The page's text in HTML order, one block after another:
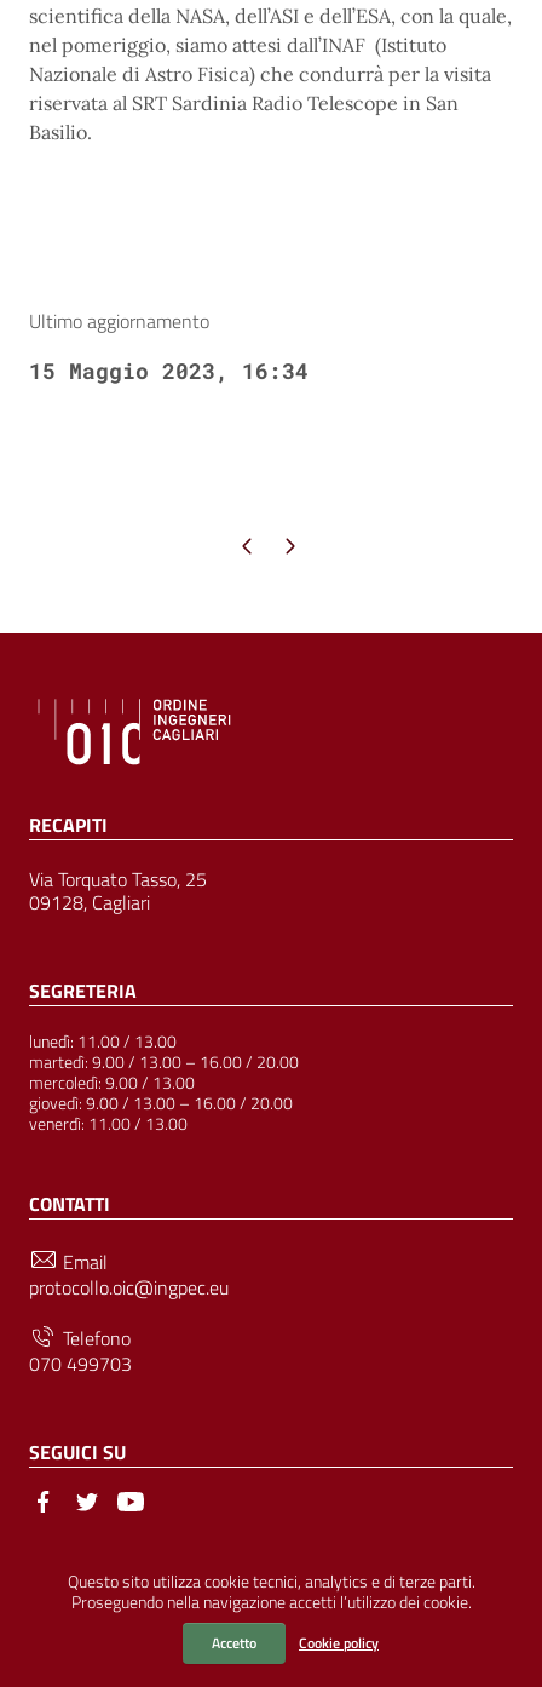
Questo sito utilizza cookie tecnici, analytics e di terze parti.
Proseguendo nella navigazione accetti l’utilizzo dei cookie.
Accetto Cookie policy
scientifica della NASA, dell’ASI e dell’ESA, con la quale,
nel pomeriggio, siamo attesi dall’INAF (Istituto
Nazionale di Astro Fisica) che condurrà per la visita
riservata al SRT Sardinia Radio Telescope in San
Basilio.
Ultimo aggiornamento
15 Maggio 2023, 16:34
Pagina precedente
Pagina successiva
RECAPITI
Via Torquato Tasso, 25
09128, Cagliari
SEGRETERIA
lunedì: 11.00 / 13.00
martedì: 9.00 / 13.00 – 16.00 / 20.00
mercoledì: 9.00 / 13.00
giovedì: 9.00 / 13.00 – 16.00 / 20.00
venerdì: 11.00 / 13.00
CONTATTI
Email
protocollo.oic@ingpec.eu
Telefono
070 499703
SEGUICI SU
Sezione Link Utili
© Ordine degli Ingegneri della Provincia di Cagliari | P.IVA
00458800927 |Amministrazione Trasparente | Pubblicità Legale
Accessibilità